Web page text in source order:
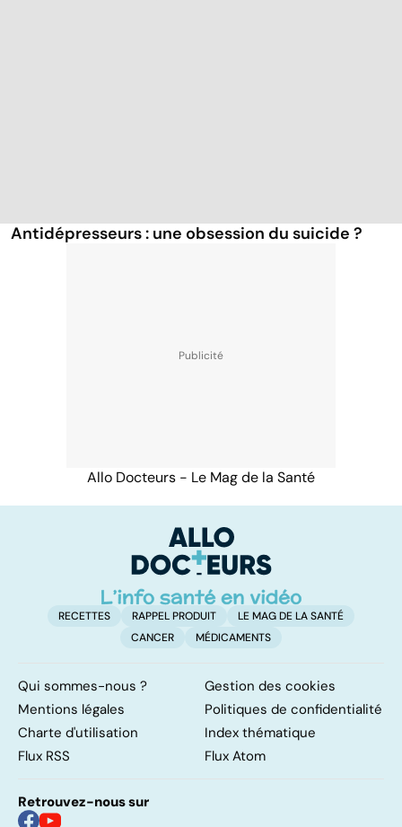
Antidépresseurs : une obsession du suicide ?
Allo Docteurs - Le Mag de la Santé
RECETTES RAPPEL PRODUIT
LE MAG DE LA SANTÉ
CANCER
MÉDICAMENTS
Qui sommes-nous ?
Gestion des cookies
Mentions légales
Politiques de confidentialité
Charte d'utilisation
Index thématique
Flux RSS
Flux Atom
Retrouvez-nous sur